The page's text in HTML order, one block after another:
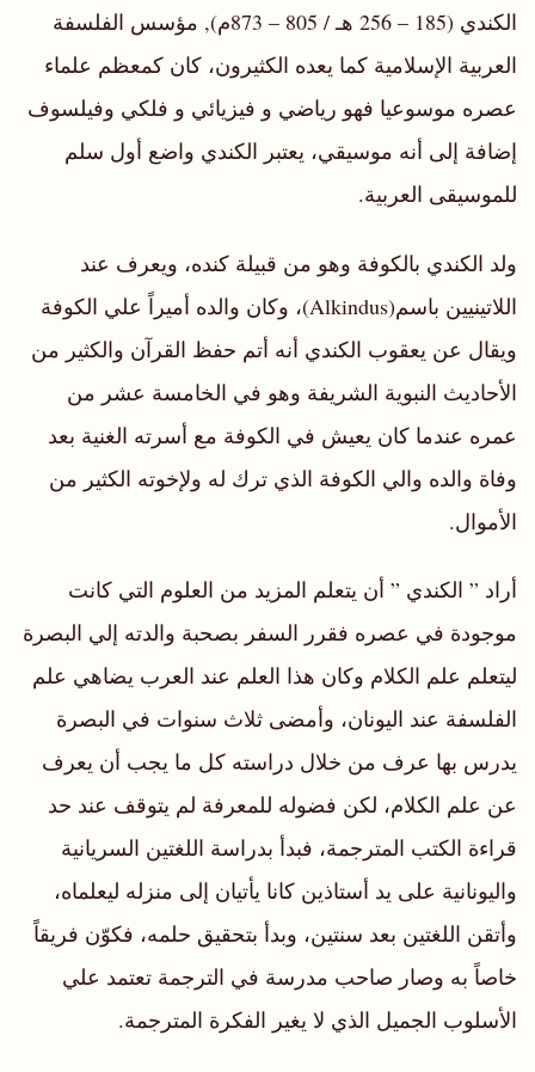
الكندي (185 – 256 هـ / 805 – 873م), مؤسس الفلسفة
العربية الإسلامية كما يعده الكثيرون، كان كمعظم علماء
عصره موسوعيا فهو رياضي و فيزيائي و فلكي وفيلسوف
إضافة إلى أنه موسيقي، يعتبر الكندي واضع أول سلم
للموسيقى العربية.
ولد الكندي بالكوفة وهو من قبيلة كنده، ويعرف عند
اللاتينيين باسم(Alkindus)، وكان والده أميراً علي الكوفة
ويقال عن يعقوب الكندي أنه أتم حفظ القرآن والكثير من
الأحاديث النبوية الشريفة وهو في الخامسة عشر من
عمره عندما كان يعيش في الكوفة مع أسرته الغنية بعد
وفاة والده والي الكوفة الذي ترك له ولإخوته الكثير من
الأموال.
أراد ” الكندي ” أن يتعلم المزيد من العلوم التي كانت
موجودة في عصره فقرر السفر بصحبة والدته إلي البصرة
ليتعلم علم الكلام وكان هذا العلم عند العرب يضاهي علم
الفلسفة عند اليونان، وأمضى ثلاث سنوات في البصرة
يدرس بها عرف من خلال دراسته كل ما يجب أن يعرف
عن علم الكلام، لكن فضوله للمعرفة لم يتوقف عند حد
قراءة الكتب المترجمة، فبدأ بدراسة اللغتين السريانية
واليونانية على يد أستاذين كانا يأتيان إلى منزله ليعلماه،
وأتقن اللغتين بعد سنتين، وبدأ بتحقيق حلمه، فكوّن فريقاً
خاصاً به وصار صاحب مدرسة في الترجمة تعتمد علي
الأسلوب الجميل الذي لا يغير الفكرة المترجمة.